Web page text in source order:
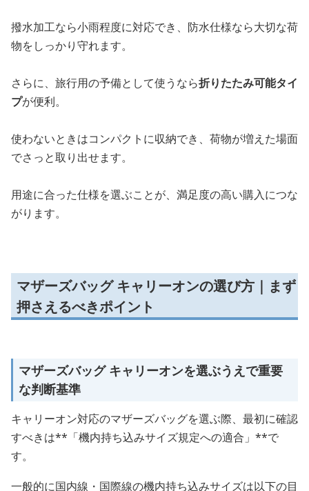
撥水加工なら小雨程度に対応でき、防水仕様なら大切な荷
物をしっかり守れます。
さらに、旅行用の予備として使うなら折りたたみ可能タイ
プが便利。
使わないときはコンパクトに収納でき、荷物が増えた場面
でさっと取り出せます。
用途に合った仕様を選ぶことが、満足度の高い購入につな
がります。
マザーズバッグ キャリーオンの選び方｜まず
押さえるべきポイント
マザーズバッグ キャリーオンを選ぶうえで重要
な判断基準
キャリーオン対応のマザーズバッグを選ぶ際、最初に確認
すべきは**「機内持ち込みサイズ規定への適合」**で
す。
一般的に国内線・国際線の機内持ち込みサイズは以下の目